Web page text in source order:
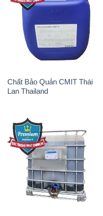
Chất Bảo Quản CMIT Thái
Lan Thailand